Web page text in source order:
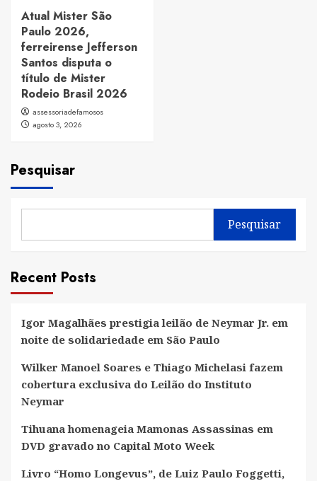
Atual Mister São
Paulo 2026,
ferreirense Jefferson
Santos disputa o
título de Mister
Rodeio Brasil 2026
assessoriadefamosos
agosto 3, 2026
Pesquisar
Pesquisar
Recent Posts
Igor Magalhães prestigia leilão de Neymar Jr. em
noite de solidariedade em São Paulo
Wilker Manoel Soares e Thiago Michelasi fazem
cobertura exclusiva do Leilão do Instituto
Neymar
Tihuana homenageia Mamonas Assassinas em
DVD gravado no Capital Moto Week
Livro “Homo Longevus”, de Luiz Paulo Foggetti,